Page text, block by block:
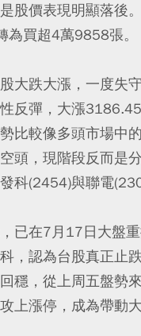
股價表現明顯落後
為買超4萬9858張。
大跌大漲，一度失
反彈，大漲
比較像多頭市場中
頭，現階段反而是
科(2454)與聯電
已在7月17日大盤
，認為台股真正止
穩，從上周五盤勢
上漲停，成為帶動